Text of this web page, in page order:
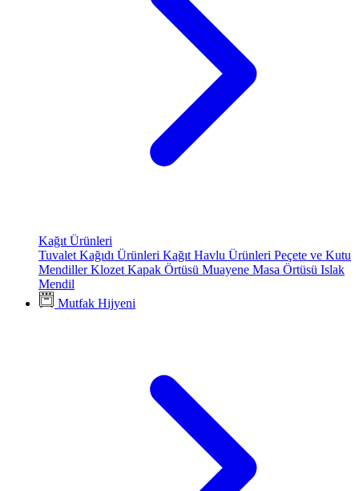
Kağıt Ürünleri
Tuvalet Kağıdı Ürünleri Kağıt Havlu Ürünleri Peçete ve Kutu
MendillerKlozet Kapak Örtüsü Muayene Masa Örtüsü Islak
Mendil
Mutfak Hijyeni